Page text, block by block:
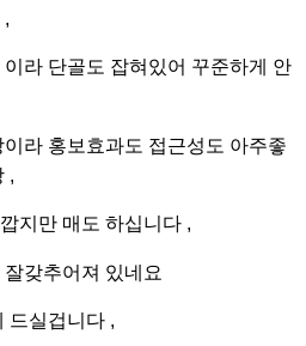
,
라 단골도 잡혀있어 꾸준하게 안
라 홍보효과도 접근성도 아주좋
,
지만 매도 하십니다 ,
갖추어져 있네요
드실겁니다 ,